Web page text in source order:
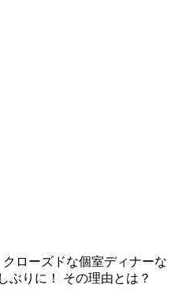
クローズドな個室ディナーな
ぶりに！ その理由とは？